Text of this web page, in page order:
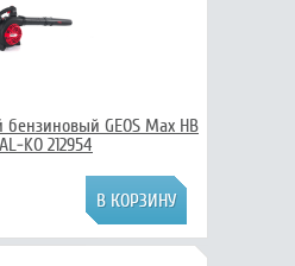
бензиновый GEOS Max HB
KO 212954